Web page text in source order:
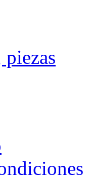
piezas